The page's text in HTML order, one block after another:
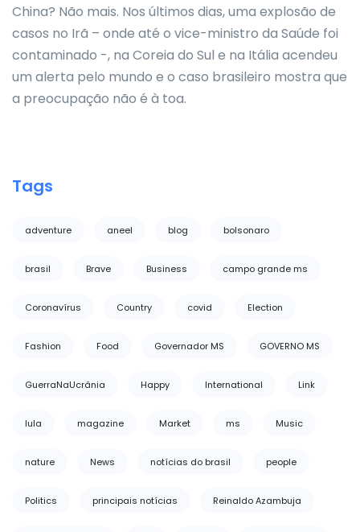
China? Não mais. Nos últimos dias, uma explosão de
casos no Irã – onde até o vice-ministro da Saúde foi
contaminado -, na Coreia do Sul e na Itália acendeu
um alerta pelo mundo e o caso brasileiro mostra que
a preocupação não é à toa.
Tags
adventure aneel blog bolsonaro
brasil Brave Business campo grande ms
Coronavírus Country covid Election
Fashion Food Governador MS GOVERNO MS
GuerraNaUcrânia Happy International Link
lula magazine Market ms Music
nature News notícias do brasil people
Politics principais notícias Reinaldo Azambuja